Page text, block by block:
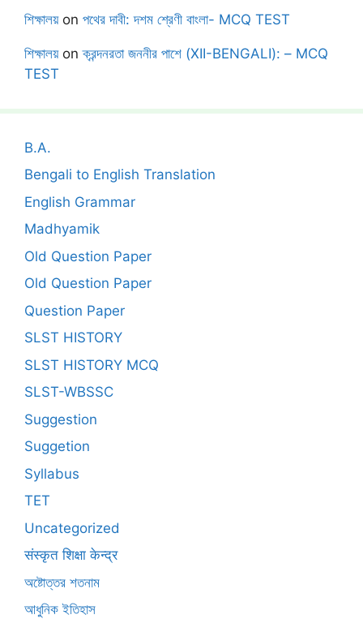
শিক্ষালয়on পথের দাবী: দশম শ্রেণী বাংলা- MCQ TEST
শিক্ষালয়onক্রন্দনরতা জননীর পাশে (XII-BENGALI): – MCQ
TEST
B.A.
Bengali to English Translation
English Grammar
Madhyamik
Old Question Paper
Old Question Paper
Question Paper
SLST HISTORY
SLST HISTORY MCQ
SLST-WBSSC
Suggestion
Suggetion
Syllabus
TET
Uncategorized
संस्कृत शिक्षा केन्द्र
অষ্টোত্তর শতনাম
আধুনিক ইতিহাস